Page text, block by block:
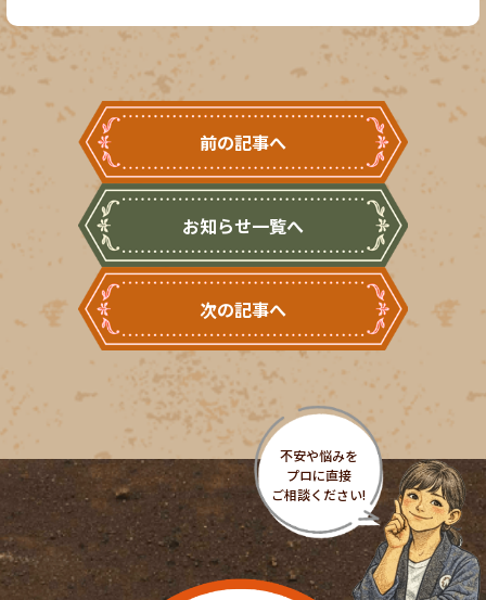
前の記事へ
お知らせ一覧へ
次の記事へ